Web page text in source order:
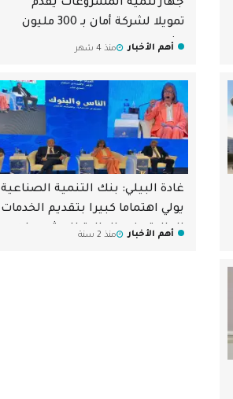
جهاز تنمية المشروعات يقدم
تمويلا لشركة أمان بـ 300 مليون
جنيهأهم الأخبار منذ 4 شهر
غادة البيلي: بنك التنمية الصناعية
يولي اهتماما كبيرا بتقديم الخدمات
المالية وغير المالية للمشروعات
أهم الأخبار منذ 2 سنة